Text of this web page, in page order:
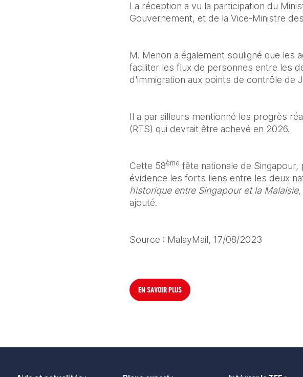
La réception a vu la participation du
Gouvernement, et de la Vice-Ministre
M. Menon a également souligné que les
faciliter les flux de personnes entre les
d'immigration aux points de contrôle de
Il a par ailleurs mentionné les progrès
(RTS) qui devrait être achevé en 2026.
Cette 58ème fête nationale de
évidence les forts liens entre les deux
historique entre Singapour et la
ajouté.
Source : MalayMail, 17/08/2023
EN SAVOIR PLUS